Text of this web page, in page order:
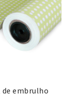
de embrulho